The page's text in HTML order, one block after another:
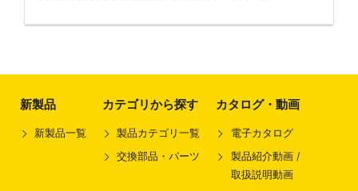
新製品
新製品一覧
カテゴリから探す
製品カテゴリ一覧
交換部品・パーツ
カタログ・動画
電子カタログ
製品紹介動画 /
取扱説明動画